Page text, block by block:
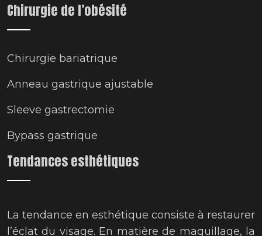
Chirurgie de l’obésité
Chirurgie bariatrique
Anneau gastrique ajustable
Sleeve gastrectomie
Bypass gastrique
Tendances esthétiques
La tendance en esthétique consiste à restaurer
l’éclat du visage. En matière de maquillage, la